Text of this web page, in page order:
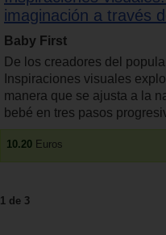
imaginación a través
Baby First
De los creadores del
Inspiraciones visuales
manera que se ajusta a la
bebé en tres pasos
10.20 Euros
1 de 3